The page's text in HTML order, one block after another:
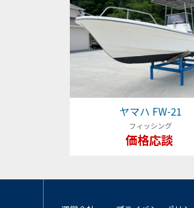
ヤマハ FW-21
フィッシング
価格応談